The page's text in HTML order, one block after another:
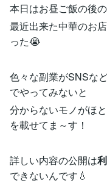
本日はお昼ご飯の後
最近出来た中華のお
った😭
色々な副業がSNSな
でやってみないと
分からないモノがほと
を載せてま～す！
詳しい内容の公開は
できないんです💧